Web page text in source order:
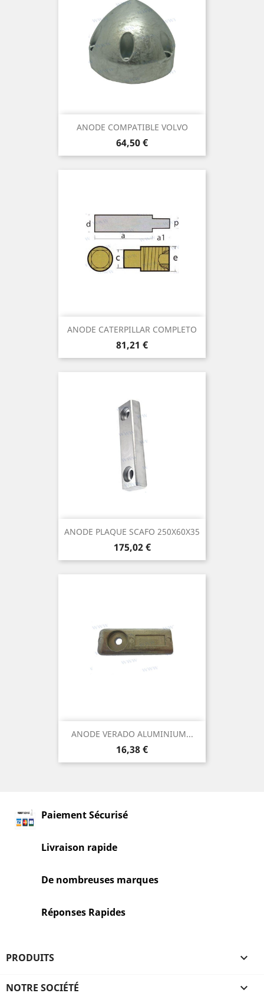
ANODE COMPATIBLE VOLVO
Prix
64,50 €
ANODE CATERPILLAR COMPLETO
Prix
81,21 €
ANODE PLAQUE SCAFO 250X60X35
Prix
175,02 €
ANODE VERADO ALUMINIUM...
Prix
16,38 €
Paiement Sécurisé
Livraison rapide
De nombreuses marques
Réponses Rapides
PRODUITS 
NOTRE SOCIÉTÉ 